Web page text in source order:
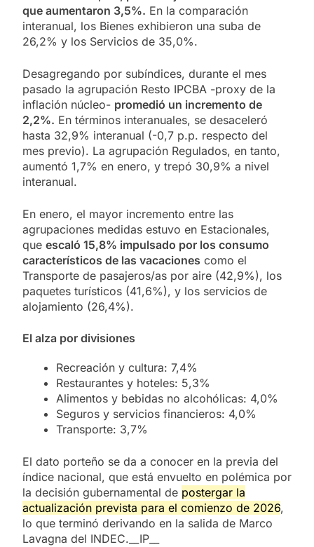
que aumentaron 3,5%. En la comparación
interanual, los Bienes exhibieron una suba de
26,2% y los Servicios de 35,0%.
Desagregando por subíndices, durante el mes
pasado la agrupación Resto IPCBA -proxy de la
inflación núcleo- promedió un incremento de
2,2%. En términos interanuales, se desaceleró
hasta 32,9% interanual (-0,7 p.p. respecto del
mes previo). La agrupación Regulados, en tanto,
aumentó 1,7% en enero, y trepó 30,9% a nivel
interanual.
En enero, el mayor incremento entre las
agrupaciones medidas estuvo en Estacionales,
que escaló 15,8% impulsado por los consumo
característicos de las vacaciones como el
Transporte de pasajeros/as por aire (42,9%), los
paquetes turísticos (41,6%), y los servicios de
alojamiento (26,4%).
El alza por divisiones
Recreación y cultura: 7,4%
Restaurantes y hoteles: 5,3%
Alimentos y bebidas no alcohólicas: 4,0%
Seguros y servicios financieros: 4,0%
Transporte: 3,7%
El dato porteño se da a conocer en la previa del
índice nacional, que está envuelto en polémica por
la decisión gubernamental de postergar la
actualización prevista para el comienzo de 2026,
lo que terminó derivando en la salida de Marco
Lavagna del INDEC.__IP__